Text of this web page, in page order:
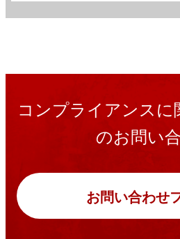
コンプライアンスに
のお問い
お問い合わせ